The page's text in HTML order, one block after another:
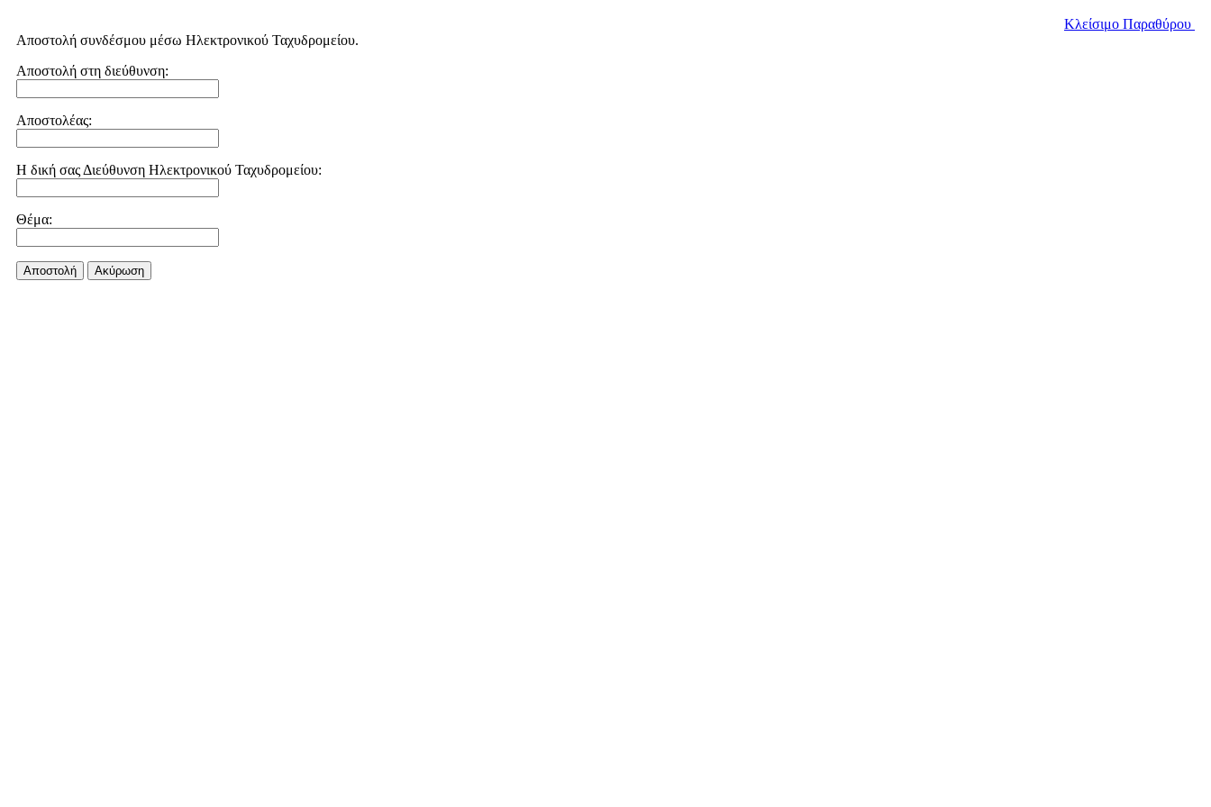
Κλείσιμο Παραθύρου
Αποστολή συνδέσμου μέσω Ηλεκτρονικού Ταχυδρομείου.
Αποστολή στη διεύθυνση:
Αποστολέας:
Η δική σας Διεύθυνση Ηλεκτρονικού Ταχυδρομείου:
Θέμα:
Αποστολή Aκύρωση